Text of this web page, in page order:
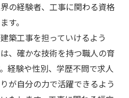
の経験者、工事に関わる資格
す。
築工事を担っていけるよう
、確かな技術を持つ職人の育
経験や性別、学歴不問で求人
が自分の力で活躍できるよう